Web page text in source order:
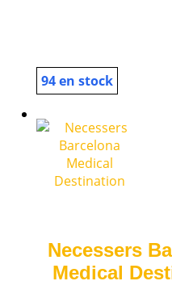
94 en stock
Necessers
Medical